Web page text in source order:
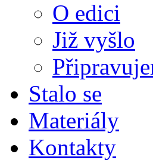
O edici
Již vyšlo
Stalo se
Materiály
Kontakty